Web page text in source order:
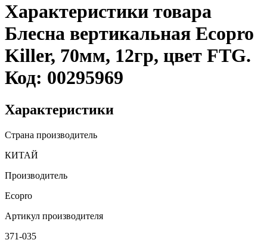
Характеристики товара
Блесна вертикальная Ecopro
Killer, 70мм, 12гр, цвет FTG.
Код: 00295969
Характеристики
Страна производитель
КИТАЙ
Производитель
Ecopro
Артикул производителя
371-035